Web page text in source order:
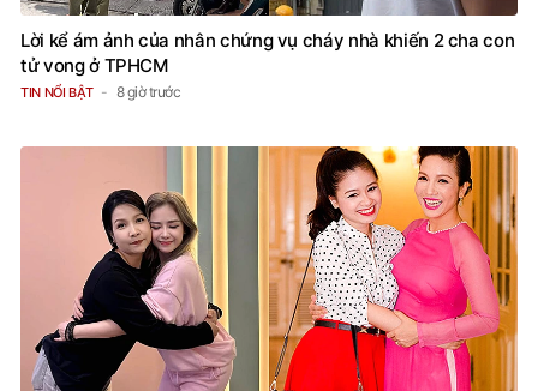
Lời kể ám ảnh của nhân chứng vụ cháy nhà khiến 2 cha con
tử vong ở TPHCM
TIN NỔI BẬT 8 giờ trước